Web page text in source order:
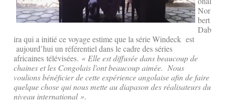
Nor
bert
Dab
ira qui a initié ce voyage estime que la série Windeck est
aujourd’hui un référentiel dans le cadre des séries
africaines télévisées. « Elle est diffusée dans beaucoup de
chaines et les Congolais l'ont beaucoup aimée. Nous
voulions bénéficier de cette expérience angolaise afin de faire
quelque chose qui nous mette au diapason des réalisateurs du
niveau international ».